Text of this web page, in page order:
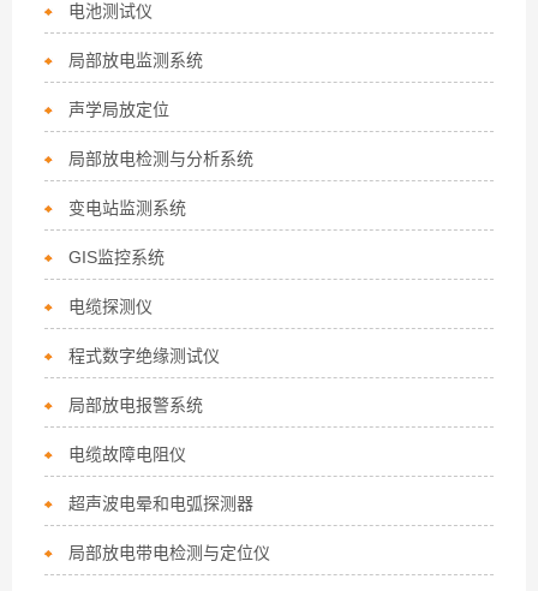
电池测试仪
局部放电监测系统
声学局放定位
局部放电检测与分析系统
变电站监测系统
GIS监控系统
电缆探测仪
程式数字绝缘测试仪
局部放电报警系统
电缆故障电阻仪
超声波电晕和电弧探测器
局部放电带电检测与定位仪